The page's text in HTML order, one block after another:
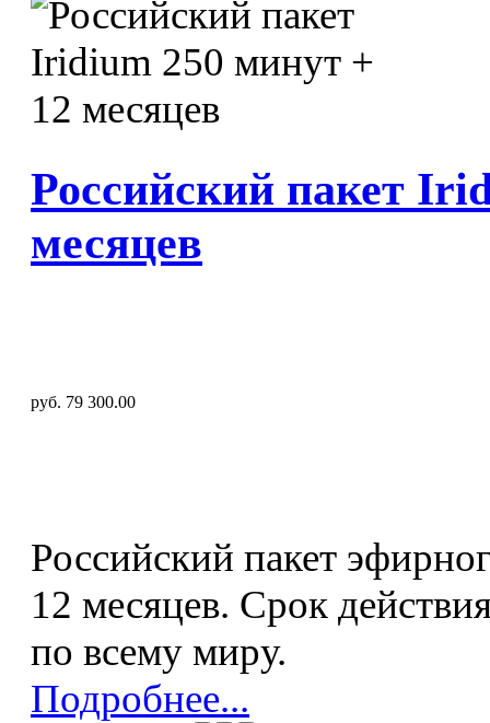
Российский пакет
месяцев
руб. 79 300.00
Российский пакет
12 месяцев. Срок
по всему миру.
Подробнее...